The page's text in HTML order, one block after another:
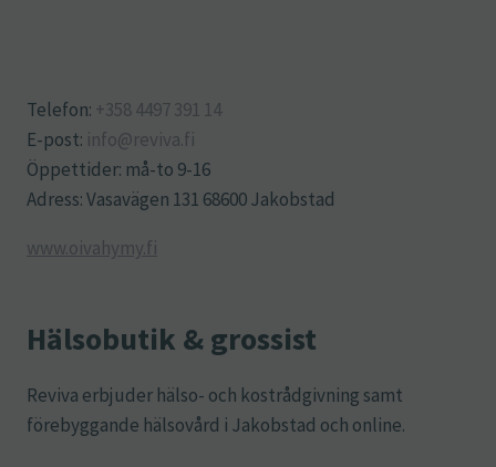
Telefon: +358 4497 391 14
E-post: info@reviva.fi
Öppettider: må-to 9-16
Adress: Vasavägen 131 68600 Jakobstad
www.oivahymy.fi
Hälsobutik & grossist
Reviva erbjuder hälso- och kostrådgivning samt
förebyggande hälsovård i Jakobstad och online.